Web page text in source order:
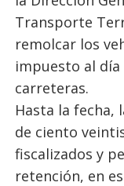
Transporte
remolcar los
impuesto al
carreteras.
Hasta la
de ciento
fiscalizados y
retención, en